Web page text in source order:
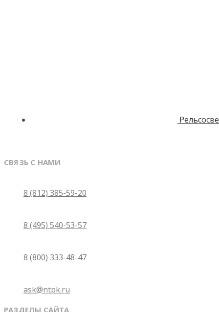
СВЯЗЬ С НАМИ
8 (812) 385-59-20
8 (495) 540-53-57
8 (800) 333-48-47
ask@ntpk.ru
РАЗДЕЛЫ САЙТА